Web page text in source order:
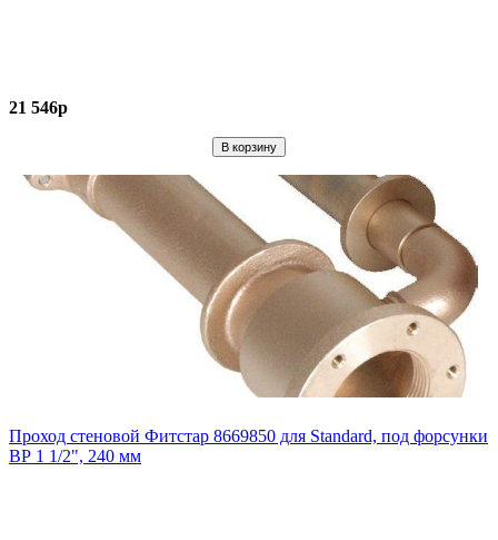
21 546р
Проход стеновой Фитстар 8669850 для Standard, под форсунки
ВР 1 1/2", 240 мм